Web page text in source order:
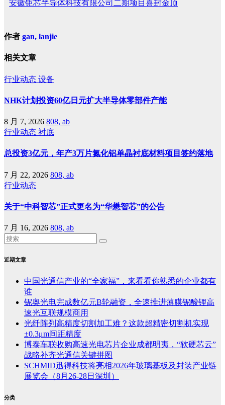
安徽钜芯半导体科技有限公司二期项目喜封金顶
作者 gan, lanjie
相关文章
行业动态 设备
NHK计划投资60亿日元扩大半导体零部件产能
8 月 7, 2026 808, ab
行业动态 衬底
总投资3亿元，年产3万片氮化铝单晶衬底材料项目签约落地
7 月 22, 2026 808, ab
行业动态
关于“中科智芯”正式更名为“华懋智芯”的公告
7 月 16, 2026 808, ab
近期文章
中国光通信产业的“全家福”，来看看你熟悉的企业都有
谁
铌奥光电完成数亿元B轮融资，全速推进薄膜铌酸锂高
速光互联规模商用
光纤阵列高精度切割加工难？这款超精密切割机实现
±0.3μm间距精度
博泰车联收购高速光电芯片企业成都明夷，“软硬芯云”
战略补齐光通信关键拼图
SCHMID迅得科技将亮相2026年玻璃基板及封装产业链
展览会（8月26-28日深圳）
分类